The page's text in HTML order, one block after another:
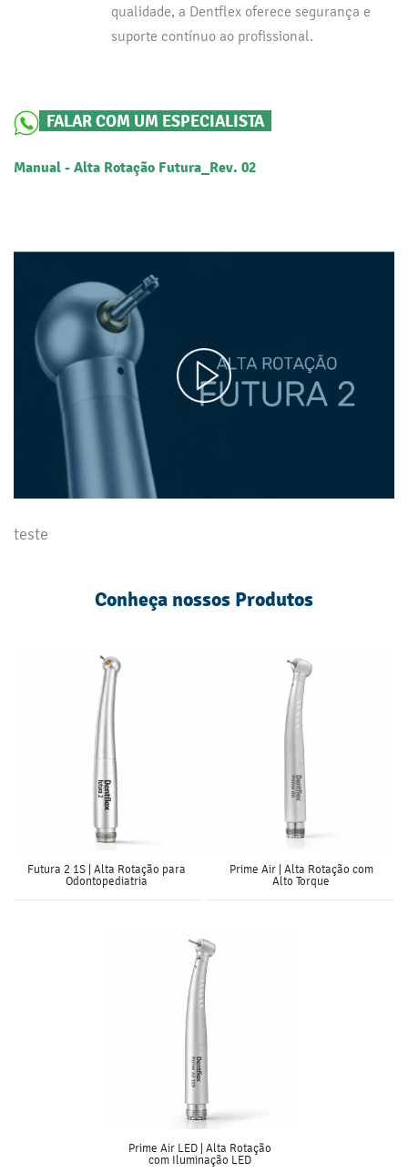
qualidade, a Dentflex oferece segurança e
suporte contínuo ao profissional.
FALAR COM UM ESPECIALISTA
Manual - Alta Rotação Futura_Rev. 02
teste
Conheça nossos Produtos
Futura 2 1S | Alta Rotação para
Odontopediatria
Prime Air | Alta Rotação com
Alto Torque
Prime Air LED | Alta Rotação
com Iluminação LED